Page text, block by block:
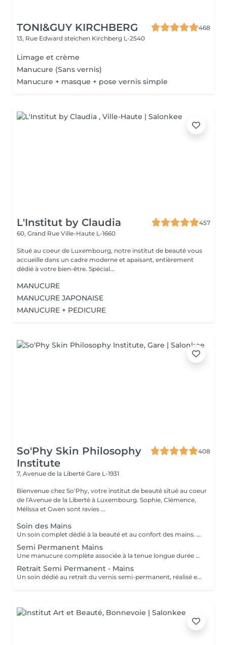
TONI&GUY KIRCHBERG
468
13, Rue Edward steichen Kirchberg L-2540
Limage et crème
Manucure (Sans vernis)
Manucure + masque + pose vernis simple
L'Institut by Claudia
457
60, Grand Rue Ville-Haute L-1660
Situé au coeur de Luxembourg, notre institut de beauté vous
accueille dans un cadre moderne et apaisant, entièrement
dédié à votre bien-être. Spécial...
MANUCURE
MANUCURE JAPONAISE
MANUCURE + PEDICURE
So'Phy Skin Philosophy
Institute
408
7, Avenue de la Liberté Gare L-1931
Bienvenue chez So'Phy, votre institut de beauté situé au coeur
de l'Avenue de la Liberté à Luxembourg. Sophie, Clémence,
Mélissa et Gwen sont ravies ...
Soin des Mains
Un soin complet dédié à la beauté et au confort des mains. Le soin débute par une exfoliation douce afin d'affiner le grain de peau et révéler son éclat naturel. Les mains sont ensuite enveloppées dans un masque hydratant et nourrissant pour une action en profondeur. Pendant ce temps, les ongles sont soigneusement travaillés afin de leur redonner une forme nette et harmonieuse. Le soin se termine par un massage relaxant des mains, procurant une sensation immédiate de confort et de détente. Les mains sont plus douces, la peau nourrie et les ongles parfaitement soignés. Le vernis classique n'est pas proposé à l'institut. Si vous le souhaitez, nous pouvons toutefois réaliser la pose avec votre propre vernis en sélectionnant l'option correspondante.
Semi Permanent Mains
Une manucure complète associée à la tenue longue durée du vernis semi-permanent. Le soin débute par une mise en beauté des ongles : limage, travail des cuticules et préparation de l'ongle naturel afin d'assurer un résultat net et durable. Le vernis semi-permanent est ensuite appliqué pour offrir une finition brillante, élégante et résistante dans le temps. Les ongles sont soignés, la tenue est optimale et le résultat reste impeccable pendant plusieurs semaines. Idéal pour allier esthétique, confort et praticité au quotidien.
Retrait Semi Permanent - Mains
Un soin dédié au retrait du vernis semi-permanent, réalisé en douceur afin de préserver la qualité de l'ongle naturel. Le retrait est suivi d'une mise en forme des ongles et d'un travail rapide des cuticules pour retrouver un résultat net et soigné. Une base protectrice est ensuite appliquée pour renforcer l'ongle, complétée par une huile nourrissante afin d'hydrater et sublimer les cuticules. Les ongles sont propres, soignés et protégés. Idéal pour faire une pause tout en prenant soin de ses ongles. Ce service est proposé uniquement pour le vernis semi-permanent réalisé à l'institut.